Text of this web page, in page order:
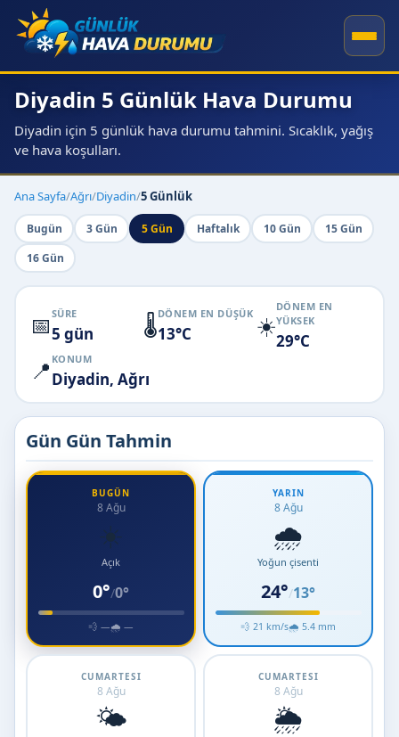
Diyadin 5 Günlük Hava Durumu
Diyadin için 5 günlük hava durumu tahmini. Sıcaklık, yağış
ve hava koşulları.
Ana Sayfa/Ağrı/Diyadin/5 Günlük
Bugün 3 Gün 5 Gün Haftalık 10 Gün
15 Gün
16 Gün
📅 SÜRE
5 gün 🌡️DÖNEM EN DÜŞÜK
13°C ☀️
DÖNEM EN
YÜKSEK
29°C
📍 KONUM
Diyadin, Ağrı
Gün Gün Tahmin
BUGÜN
8 Ağu
☀️
Açık
0°/0°
💨 —🌧 —
YARIN
8 Ağu
🌧️
Yoğun çisenti
24°/13°
💨 21 km/s🌧 5.4 mm
CUMARTESI
8 Ağu
🌤️
CUMARTESI
8 Ağu
🌦️